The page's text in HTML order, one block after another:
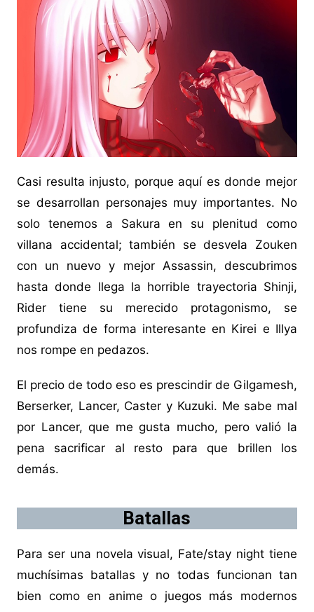
Casi resulta injusto, porque aquí es donde mejor
se desarrollan personajes muy importantes. No
solo tenemos a Sakura en su plenitud como
villana accidental; también se desvela Zouken
con un nuevo y mejor Assassin, descubrimos
hasta donde llega la horrible trayectoria Shinji,
Rider tiene su merecido protagonismo, se
profundiza de forma interesante en Kirei e Illya
nos rompe en pedazos.
El precio de todo eso es prescindir de Gilgamesh,
Berserker, Lancer, Caster y Kuzuki. Me sabe mal
por Lancer, que me gusta mucho, pero valió la
pena sacrificar al resto para que brillen los
demás.
Batallas
Para ser una novela visual, Fate/stay night tiene
muchísimas batallas y no todas funcionan tan
bien como en anime o juegos más modernos